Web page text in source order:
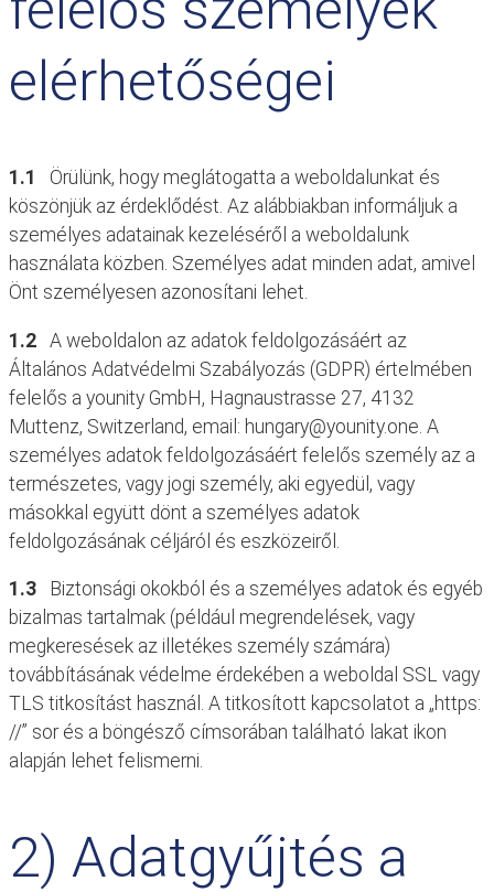
elérhetőségei
1.1
Örülünk, hogy meglátogatta a weboldalunkat és
köszönjük az érdeklődést. Az alábbiakban informáljuk a
személyes adatainak kezeléséről a weboldalunk
használata közben. Személyes adat minden adat, amivel
Önt személyesen azonosítani lehet.
1.2 A weboldalon az adatok feldolgozásáért az
Általános Adatvédelmi Szabályozás (GDPR) értelmében
felelős a younity GmbH, Hagnaustrasse 27, 4132
Muttenz, Switzerland, email: hungary@younity.one. A
személyes adatok feldolgozásáért felelős személy az a
természetes, vagy jogi személy, aki egyedül, vagy
másokkal együtt dönt a személyes adatok
feldolgozásának céljáról és eszközeiről.
1.3 Biztonsági okokból és a személyes adatok és egyéb
bizalmas tartalmak (például megrendelések, vagy
megkeresések az illetékes személy számára)
továbbításának védelme érdekében a weboldal SSL vagy
TLS titkosítást használ. A titkosított kapcsolatot a „https:
//” sor és a böngésző címsorában található lakat ikon
alapján lehet felismerni.
2) Adatgyűjtés a